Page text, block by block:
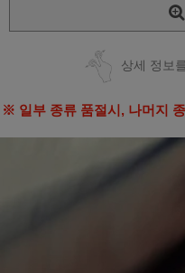
상세 정보
※ 일부 종류 품절시, 나머지